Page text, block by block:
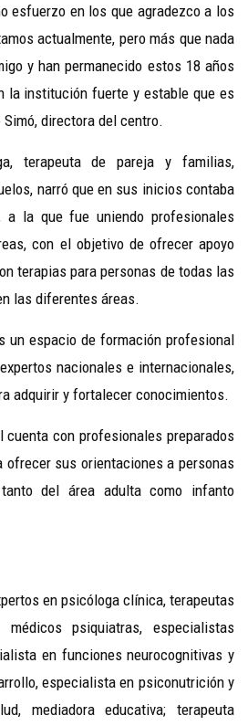
esfuerzo en los que agradezco a los
actualmente, pero más que nada
y han permanecido estos 18 años
la institución fuerte y estable que es
directora del centro.
terapeuta de pareja y familias,
narró que en sus inicios contaba
a la que fue uniendo profesionales
con el objetivo de ofrecer apoyo
terapias para personas de todas las
las diferentes áreas.
un espacio de formación profesional
nacionales e internacionales,
adquirir y fortalecer conocimientos.
cuenta con profesionales preparados
ofrecer sus orientaciones a personas
del área adulta como infanto
en psicóloga clínica, terapeutas
psiquiatras, especialistas
en funciones neurocognitivas y
especialista en psiconutrición y
mediadora educativa; terapeuta